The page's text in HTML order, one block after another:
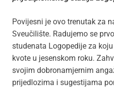
Povijesni je ovo trenutak za
Sveučilište. Radujemo se
studenata Logopedije za
kvote u jesenskom roku.
svojim dobronamjernim
prijedlozima i sugestijama